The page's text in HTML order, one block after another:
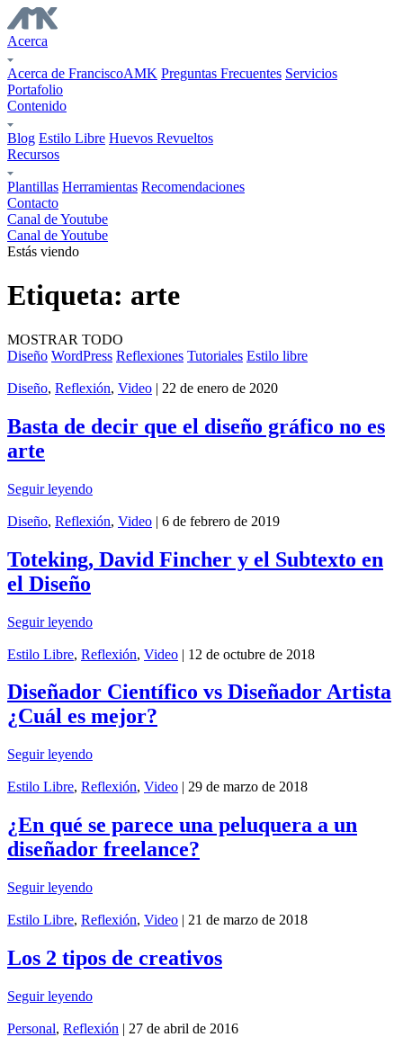
Acerca
Acerca de FranciscoAMK Preguntas Frecuentes Servicios
Portafolio
Contenido
Blog Estilo Libre Huevos Revueltos
Recursos
Plantillas Herramientas Recomendaciones
Contacto
Canal de Youtube
Canal de Youtube
Estás viendo
Etiqueta: arte
MOSTRAR TODO
Diseño WordPress Reflexiones Tutoriales Estilo libre
Diseño, Reflexión, Video | 22 de enero de 2020
Basta de decir que el diseño gráfico no es
arte
Seguir leyendo
Diseño, Reflexión, Video | 6 de febrero de 2019
Toteking, David Fincher y el Subtexto en
el Diseño
Seguir leyendo
Estilo Libre, Reflexión, Video | 12 de octubre de 2018
Diseñador Científico vs Diseñador Artista
¿Cuál es mejor?
Seguir leyendo
Estilo Libre, Reflexión, Video | 29 de marzo de 2018
¿En qué se parece una peluquera a un
diseñador freelance?
Seguir leyendo
Estilo Libre, Reflexión, Video | 21 de marzo de 2018
Los 2 tipos de creativos
Seguir leyendo
Personal, Reflexión | 27 de abril de 2016